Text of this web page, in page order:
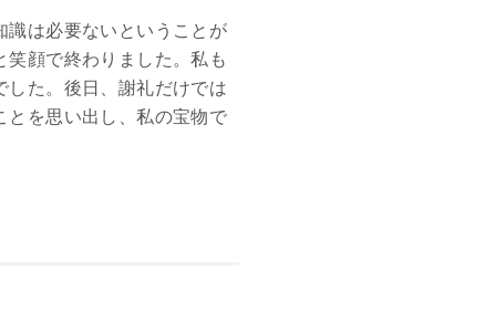
識は必要ないということが
顔で終わりました。私も
した。後日、謝礼だけでは
とを思い出し、私の宝物で